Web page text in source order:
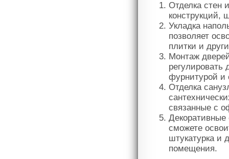
Отделка стен
конструкций,
Укладка
позволяет
плитки и
Монтаж
регулировать
фурнитурой и
Отделка
связанные с
сможете
штукатурка и
помещения.